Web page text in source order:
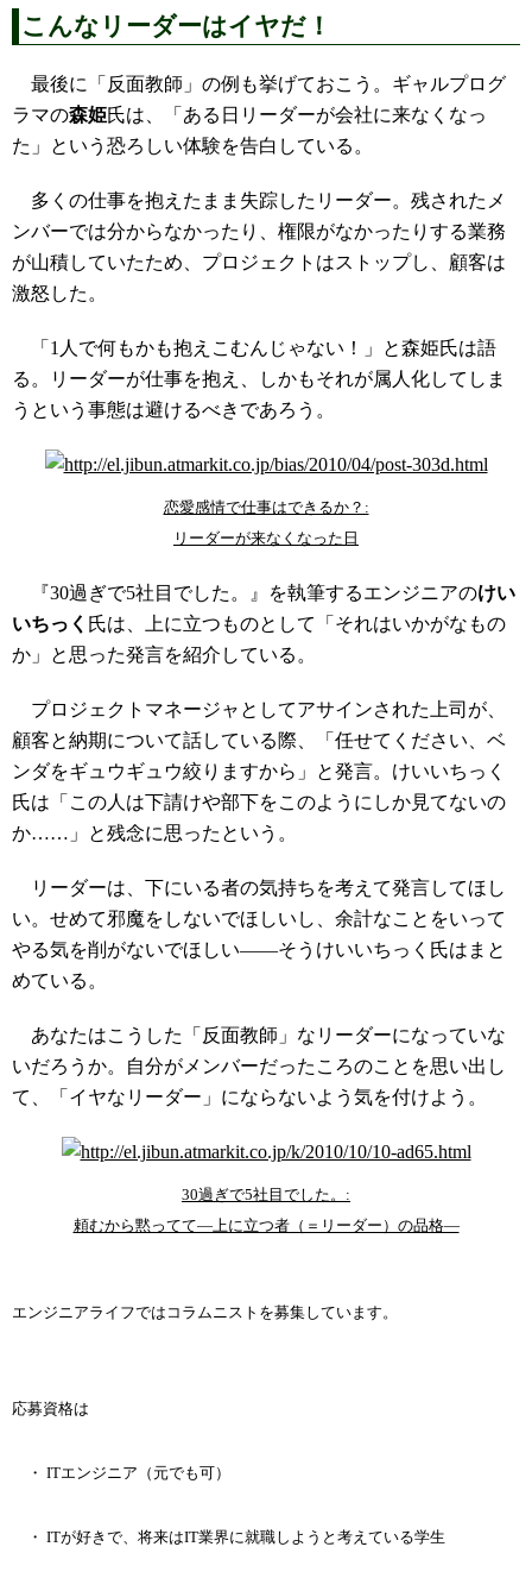
こんなリーダーはイヤだ！
最後に「反面教師」の例も挙げておこう。ギャルプログ
ラマの森姫氏は、「ある日リーダーが会社に来なくなっ
た」という恐ろしい体験を告白している。
多くの仕事を抱えたまま失踪したリーダー。残されたメ
ンバーでは分からなかったり、権限がなかったりする業務
が山積していたため、プロジェクトはストップし、顧客は
激怒した。
「1人で何もかも抱えこむんじゃない！」と森姫氏は語
る。リーダーが仕事を抱え、しかもそれが属人化してしま
うという事態は避けるべきであろう。
恋愛感情で仕事はできるか？:
リーダーが来なくなった日
『30過ぎで5社目でした。』を執筆するエンジニアのけい
いちっく 氏は、上に立つものとして「それはいかがなもの
か」と思った発言を紹介している。
プロジェクトマネージャとしてアサインされた上司が、
顧客と納期について話している際、「任せてください、ベ
ンダをギュウギュウ絞りますから」と発言。けいいちっく
氏は「この人は下請けや部下をこのようにしか見てないの
か……」と残念に思ったという。
リーダーは、下にいる者の気持ちを考えて発言してほし
い。せめて邪魔をしないでほしいし、余計なことをいって
やる気を削がないでほしい――そうけいいちっく氏はまと
めている。
あなたはこうした「反面教師」なリーダーになっていな
いだろうか。自分がメンバーだったころのことを思い出し
て、「イヤなリーダー」にならないよう気を付けよう。
30過ぎで5社目でした。:
頼むから黙ってて―上に立つ者（＝リーダー）の品格―
エンジニアライフではコラムニストを募集しています。
応募資格は
・ ITエンジニア（元でも可）
・ ITが好きで、将来はIT業界に就職しようと考えている学生